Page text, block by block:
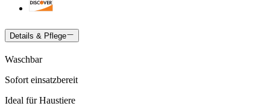
Details & Pflege
Waschbar
Sofort einsatzbereit
Ideal für Haustiere